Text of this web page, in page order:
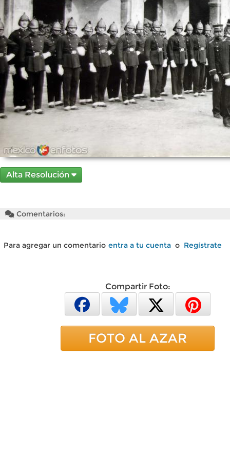
Alta Resolución
Comentarios:
Para agregar un comentario entra a tu cuenta o Regístrate
Compartir Foto:
FOTO AL AZAR